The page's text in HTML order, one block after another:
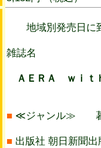
地域別発売日に
雑誌名
ＡＥＲＡ ｗｉｔ
■ ≪ジャンル≫ 暮
■ 出版社 朝日新聞出